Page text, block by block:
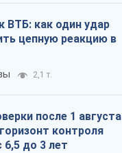
ВТБ: как один удар
цепную реакцию в
2,1 т.
после 1 августа
контроля
до 3 лет